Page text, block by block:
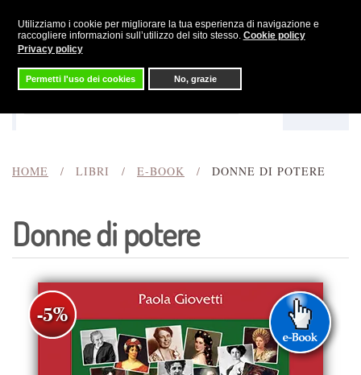
Utilizziamo i cookie per migliorare la tua esperienza di navigazione e
raccogliere informazioni sull’utilizzo del sito stesso. Cookie policy
Privacy policy
Permetti l'uso dei cookies No, grazie
Skip to main content
HOME LIBRI E-BOOK DONNE DI POTERE
Donne di potere